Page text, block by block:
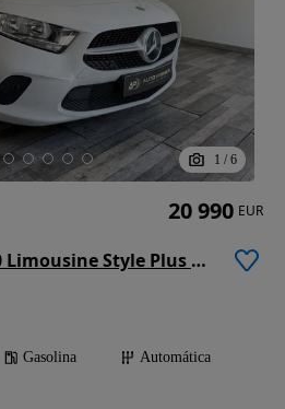
1 / 6
Mercedes-Benz A 200 Limousine Style Plus Aut.
Gasolina
Automática
20 990 EUR